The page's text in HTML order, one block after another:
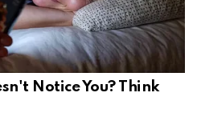
Notice You? Think